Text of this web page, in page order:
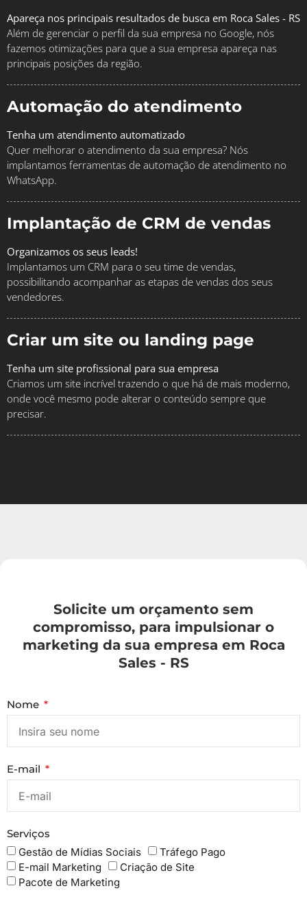
Apareça nos principais resultados de busca em Roca Sales - RS
Além de gerenciar o perfil da sua empresa no Google, nós
fazemos otimizações para que a sua empresa apareça nas
principais posições da região.
Automação do atendimento
Tenha um atendimento automatizado
Quer melhorar o atendimento da sua empresa? Nós
implantamos ferramentas de automação de atendimento no
WhatsApp.
Implantação de CRM de vendas
Organizamos os seus leads!
Implantamos um CRM para o seu time de vendas,
possibilitando acompanhar as etapas de vendas dos seus
vendedores.
Criar um site ou landing page
Tenha um site profissional para sua empresa
Criamos um site incrível trazendo o que há de mais moderno,
onde você mesmo pode alterar o conteúdo sempre que
precisar.
Solicite um orçamento sem
compromisso, para impulsionar o
marketing da sua empresa em Roca
Sales - RS
Nome
E-mail
Serviços
Gestão de Mídias Sociais
Tráfego Pago
E-mail Marketing
Criação de Site
Pacote de Marketing